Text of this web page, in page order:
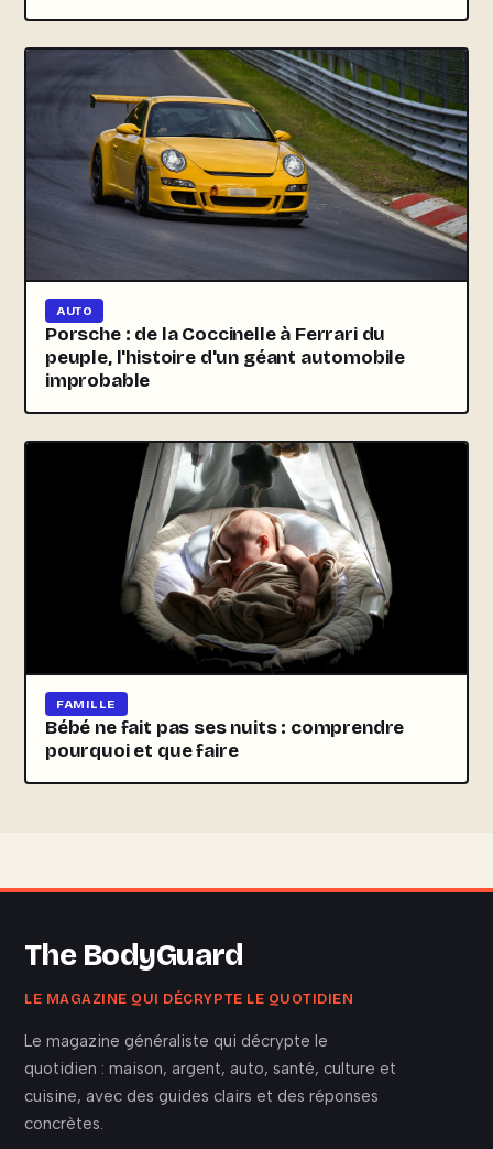
AUTO
Porsche : de la Coccinelle à Ferrari du
peuple, l'histoire d'un géant automobile
improbable
FAMILLE
Bébé ne fait pas ses nuits : comprendre
pourquoi et que faire
The BodyGuard
LE MAGAZINE QUI DÉCRYPTE LE QUOTIDIEN
Le magazine généraliste qui décrypte le
quotidien : maison, argent, auto, santé, culture et
cuisine, avec des guides clairs et des réponses
concrètes.